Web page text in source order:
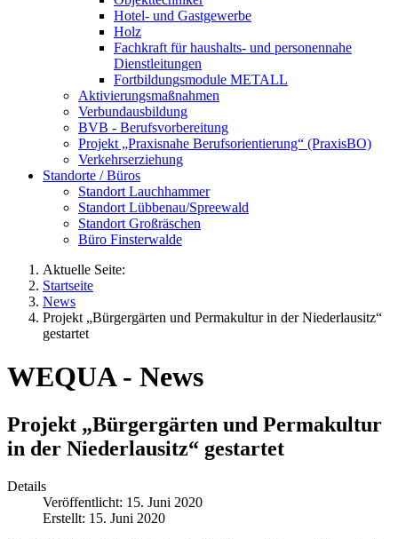
Hotel- und Gastgewerbe
Holz
Fachkraft für haushalts- und personennahe
Dienstleitungen
Fortbildungsmodule METALL
Aktivierungsmaßnahmen
Verbundausbildung
BVB - Berufsvorbereitung
Projekt „Praxisnahe Berufsorientierung“ (PraxisBO)
Verkehrserziehung
Standorte / Büros
Standort Lauchhammer
Standort Lübbenau/Spreewald
Standort Großräschen
Büro Finsterwalde
Aktuelle Seite:
Startseite
News
Projekt „Bürgergärten und Permakultur in der Niederlausitz“
gestartet
WEQUA - News
Projekt „Bürgergärten und Permakultur
in der Niederlausitz“ gestartet
Details
Veröffentlicht: 15. Juni 2020
Erstellt: 15. Juni 2020